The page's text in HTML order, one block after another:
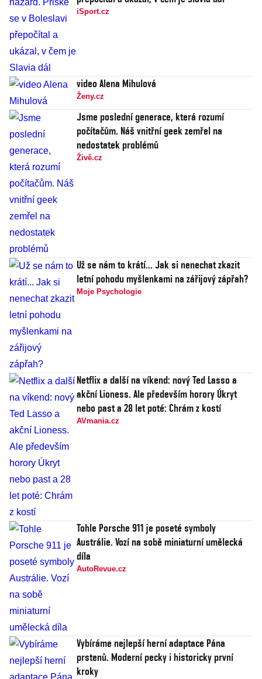
iSport.cz
video Alena Mihulová
Ženy.cz
Jsme poslední generace, která rozumí
počítačům. Náš vnitřní geek zemřel na
nedostatek problémů
Živě.cz
Už se nám to krátí... Jak si nenechat zkazit
letní pohodu myšlenkami na zářijový zápřah?
Moje Psychologie
Netflix a další na víkend: nový Ted Lasso a
akční Lioness. Ale především horory Úkryt
nebo past a 28 let poté: Chrám z kostí
AVmania.cz
Tohle Porsche 911 je poseté symboly
Austrálie. Vozí na sobě miniaturní umělecká
díla
AutoRevue.cz
Vybíráme nejlepší herní adaptace Pána
prstenů. Moderní pecky i historicky první
kroky